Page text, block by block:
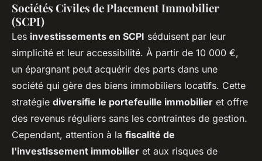
Sociétés Civiles de Placement Immobilier
(SCPI)
Les investissements en SCPI séduisent par leur
simplicité et leur accessibilité. À partir de 10 000 €,
un épargnant peut acquérir des parts dans une
société qui gère des biens immobiliers locatifs. Cette
stratégie diversifie le portefeuille immobilier et offre
des revenus réguliers sans les contraintes de gestion.
Cependant, attention à la fiscalité de
l'investissement immobilier et aux risques de